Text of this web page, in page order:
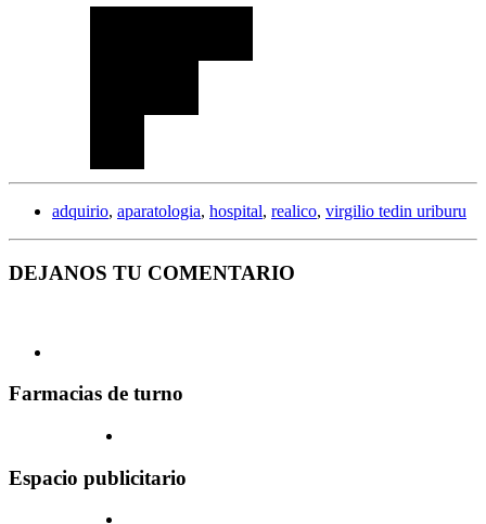
adquirio, aparatologia, hospital, realico, virgilio tedin uriburu
DEJANOS TU COMENTARIO
Farmacias de turno
Espacio publicitario